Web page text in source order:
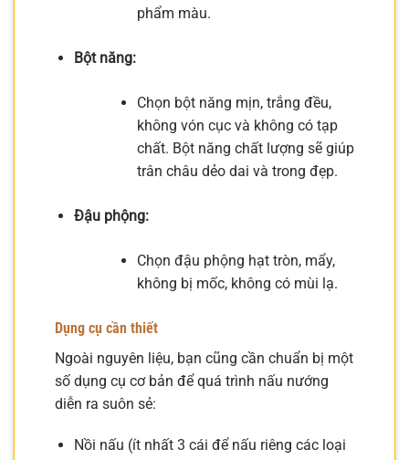
phẩm màu.
Bột năng:
Chọn bột năng mịn, trắng đều,
không vón cục và không có tạp
chất. Bột năng chất lượng sẽ giúp
trân châu dẻo dai và trong đẹp.
Đậu phộng:
Chọn đậu phộng hạt tròn, mẩy,
không bị mốc, không có mùi lạ.
Dụng cụ cần thiết
Ngoài nguyên liệu, bạn cũng cần chuẩn bị một
số dụng cụ cơ bản để quá trình nấu nướng
diễn ra suôn sẻ:
Nồi nấu (ít nhất 3 cái để nấu riêng các loại